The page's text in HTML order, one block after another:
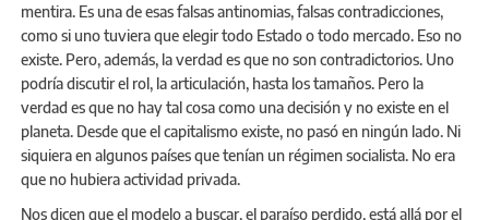
mentira. Es una de esas falsas antinomias, falsas contradicciones,
como si uno tuviera que elegir todo Estado o todo mercado. Eso no
existe. Pero, además, la verdad es que no son contradictorios. Uno
podría discutir el rol, la articulación, hasta los tamaños. Pero la
verdad es que no hay tal cosa como una decisión y no existe en el
planeta. Desde que el capitalismo existe, no pasó en ningún lado. Ni
siquiera en algunos países que tenían un régimen socialista. No era
que no hubiera actividad privada.
Nos dicen que el modelo a buscar, el paraíso perdido, está allá por el